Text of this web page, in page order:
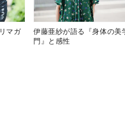
マガ
伊藤亜紗が語る『身体の美
門』と感性